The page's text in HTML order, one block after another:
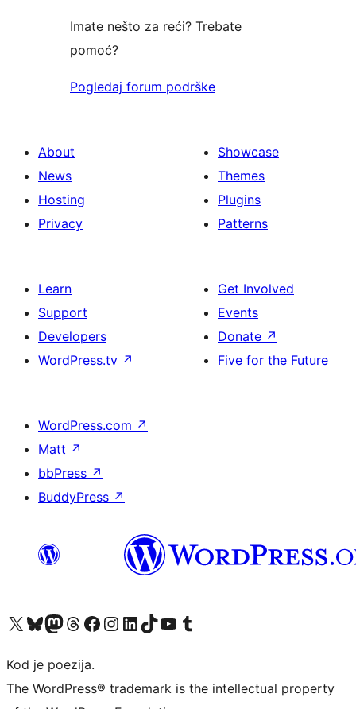
Imate nešto za reći? Trebate
pomoć?
Pogledaj forum podrške
About
News
Hosting
Privacy
Showcase
Themes
Plugins
Patterns
Learn
Support
Developers
WordPress.tv ↗
Get Involved
Events
Donate ↗
Five for the Future
WordPress.com ↗
Matt ↗
bbPress ↗
BuddyPress ↗
Visit our X (formerly Twitter) account
Visit our Bluesky account
Visit our Mastodon account
Visit our Threads account
Visit our Facebook page
Visit our Instagram account
Visit our LinkedIn account
Visit our TikTok account
Visit our YouTube channel
Visit our Tumblr account
Kod je poezija.
The WordPress® trademark is the intellectual property